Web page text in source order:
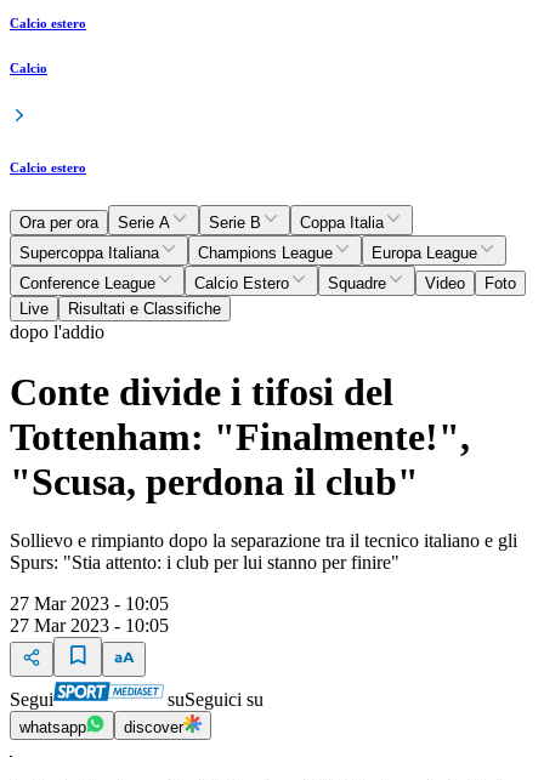
Calcio estero
Calcio
Calcio estero
Ora per ora Serie A Serie B
Coppa Italia
Supercoppa Italiana
Champions League
Europa League
Conference League
Calcio Estero Squadre Video
Foto
Live
Risultati e Classifiche
dopo l'addio
Conte divide i tifosi del
Tottenham: "Finalmente!",
"Scusa, perdona il club"
Sollievo e rimpianto dopo la separazione tra il tecnico italiano e gli
Spurs: "Stia attento: i club per lui stanno per finire"
27 Mar 2023 - 10:05
27 Mar 2023 - 10:05
Segui suSeguici su
whatsapp discover